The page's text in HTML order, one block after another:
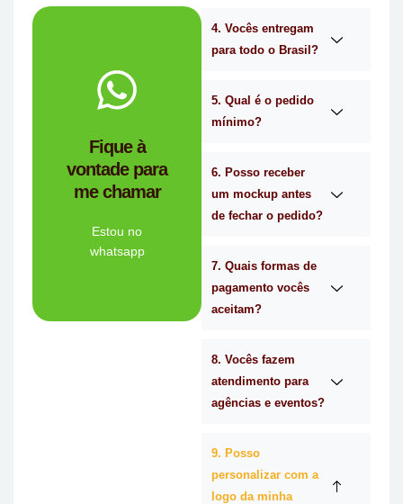
Fique à
vontade para
me chamar
Estou no
whatsapp
Tem dúvidas se a
Personalizado é a
empresa de
brindes certa para
Me chama
no
4. Vocês entregam
para todo o Brasil?
5. Qual é o pedido
mínimo?
6. Posso receber
um mockup antes
de fechar o pedido?
7. Quais formas de
pagamento vocês
aceitam?
8. Vocês fazem
atendimento para
agências e eventos?
9. Posso
personalizar com a
logo da minha